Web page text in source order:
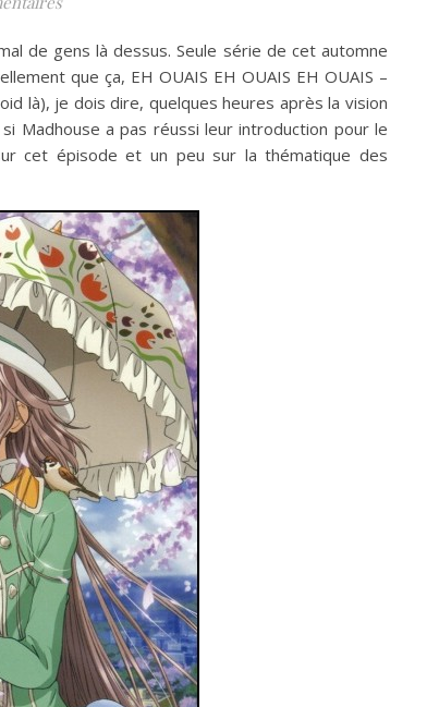
de gens là dessus. Seule série de cet automne
que ça, EH OUAIS EH OUAIS EH OUAIS –
là), je dois dire, quelques heures après la vision
Madhouse a pas réussi leur introduction pour le
cet épisode et un peu sur la thématique des